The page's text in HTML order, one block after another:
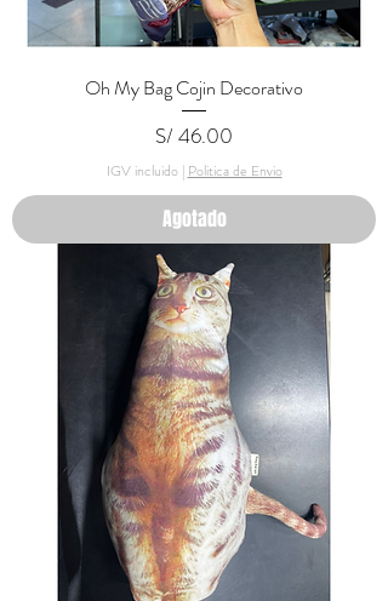
Oh My Bag Cojin Decorativo
Precio
S/ 46.00
IGV incluido| Politica de Envio
Agotado